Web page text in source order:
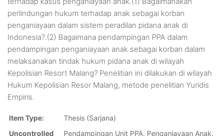
perlindungan hukum terhadap anak sebagai korban
penganiayaan dalam sistem peradilan pidana anak di
Indonesia?.(2) Bagaimana pendampingan PPA dalam
pendampingan penganiayaan anak sebagai korban dalam
melaksanakan tindak hukum pidana anak di wilayah
Kepolisian Resort Malang? Penelitian ini dilakukan di wilayah
Hukum Kepolisian Resor Malang, metode penelitian Yuridis
Empiris.
Item Type:
Thesis (Sarjana)
Uncontrolled
Pendampingan Unit PPA, Penganiayaan Anak.